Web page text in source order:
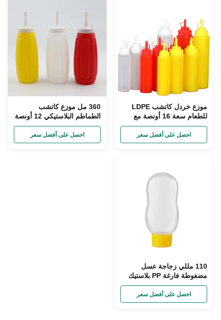
موزع خردل كاتشب LDPE
للطعام سعة 16 أونصة مع
غطاء
احصل على أفضل سعر
360 مل موزع كاتشب
الطماطم البلاستيكي 12 أونصة
زجاجات ضغط البهارات الضغط
احصل على أفضل سعر
110 مللي زجاجة عسل
مضغوطة فارغة PP بلاستيك
زجاجة ضغط صلصة موزع
احصل على أفضل سعر